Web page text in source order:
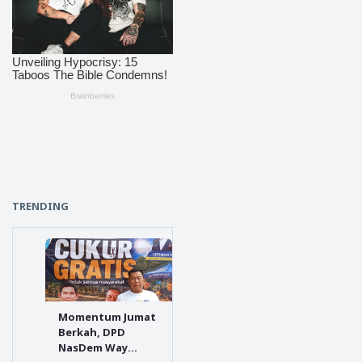
TRENDING
Momentum Jumat
Berkah, DPD
NasDem Way